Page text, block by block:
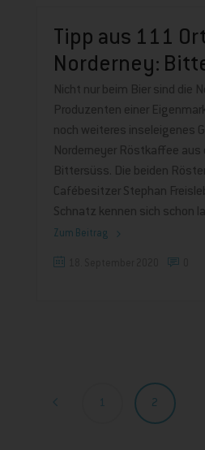
Tipp aus 111
Norderney:
Nicht nur beim Bier sind die
Produzenten einer
noch weiteres inseleigenes
Norderneyer Röstkaffee
Bittersüss. Die beiden
Cafébesitzer Stephan
Schnatz kennen sich schon
Zum Beitrag
1 2